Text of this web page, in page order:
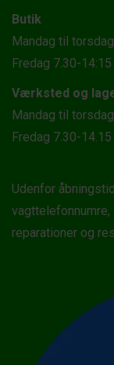
Butik
Mandag til
Fredag 7.30-14:15
Værksted og
Mandag til
Fredag 7.30-14.15
Udenfor
reparationer og